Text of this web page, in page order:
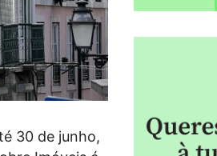
30 de junho,